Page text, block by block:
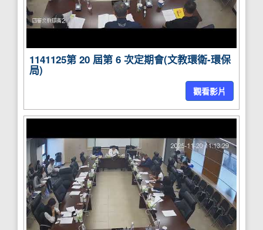
1141125第 20 屆第 6 次定期會(文教環衛-環保
局)
觀看影片